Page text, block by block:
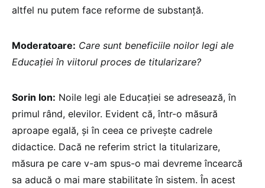
altfel nu putem face reforme de substanță.
Moderatoare: Care sunt beneficiile noilor legi ale
Educației în viitorul proces de titularizare?
Sorin Ion: Noile legi ale Educației se adresează, în
primul rând, elevilor. Evident că, într-o măsură
aproape egală, și în ceea ce privește cadrele
didactice. Dacă ne referim strict la titularizare,
măsura pe care v-am spus-o mai devreme încearcă
sa aducă o mai mare stabilitate în sistem. În acest